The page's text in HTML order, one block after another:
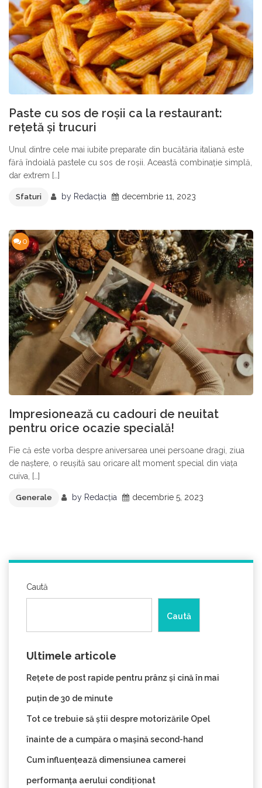
Paste cu sos de roșii ca la restaurant:
rețetă și trucuri
Unul dintre cele mai iubite preparate din bucătăria italiană este
fără îndoială pastele cu sos de roșii. Această combinație simplă,
dar extrem […]
Sfaturi by Redacția decembrie 11, 2023
0
Impresionează cu cadouri de neuitat
pentru orice ocazie specială!
Fie că este vorba despre aniversarea unei persoane dragi, ziua
de naștere, o reușită sau oricare alt moment special din viața
cuiva, […]
Generale by Redacția decembrie 5, 2023
Caută
Caută
Ultimele articole
Rețete de post rapide pentru prânz și cină în mai
puțin de 30 de minute
Tot ce trebuie să știi despre motorizările Opel
înainte de a cumpăra o mașină second-hand
Cum influențează dimensiunea camerei
performanța aerului condiționat